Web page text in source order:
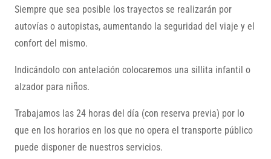
Siempre que sea posible los trayectos se realizarán por
autovías o autopistas, aumentando la seguridad del viaje y el
confort del mismo.
Indicándolo con antelación colocaremos una sillita infantil o
alzador para niños.
Trabajamos las 24 horas del día (con reserva previa) por lo
que en los horarios en los que no opera el transporte público
puede disponer de nuestros servicios.